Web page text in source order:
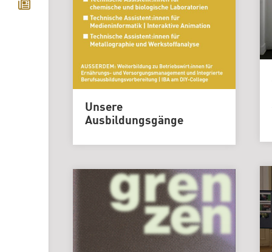
Unsere
Ausbildungsgänge